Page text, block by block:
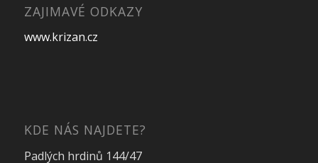
ZAJIMAVÉ ODKAZY
www.krizan.cz
KDE NÁS NAJDETE?
Padlých hrdinů 144/47